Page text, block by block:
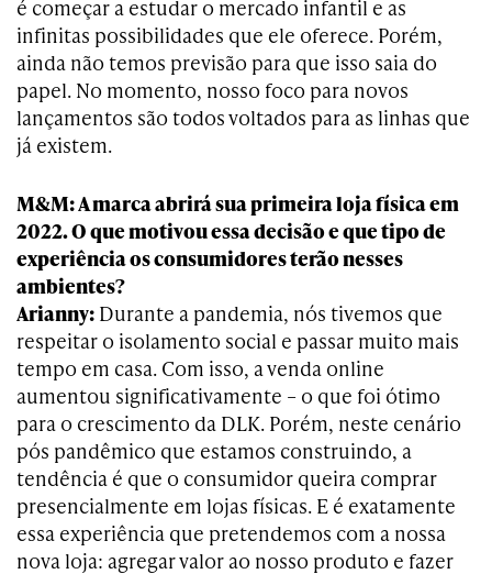
é começar a estudar o mercado infantil e as
infinitas possibilidades que ele oferece. Porém,
ainda não temos previsão para que isso saia do
papel. No momento, nosso foco para novos
lançamentos são todos voltados para as linhas que
já existem.
M&M: A marca abrirá sua primeira loja física em
2022. O que motivou essa decisão e que tipo de
experiência os consumidores terão nesses
ambientes?
Arianny: Durante a pandemia, nós tivemos que
respeitar o isolamento social e passar muito mais
tempo em casa. Com isso, a venda online
aumentou significativamente – o que foi ótimo
para o crescimento da DLK. Porém, neste cenário
pós pandêmico que estamos construindo, a
tendência é que o consumidor queira comprar
presencialmente em lojas físicas. E é exatamente
essa experiência que pretendemos com a nossa
nova loja: agregar valor ao nosso produto e fazer